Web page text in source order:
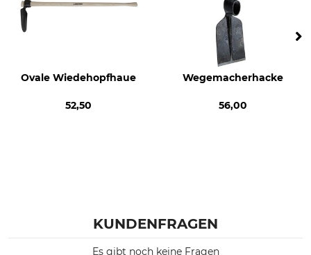
Ovale Wiedehopfhaue
52,50
Wegemacherhacke
56,00
KUNDENFRAGEN
Es gibt noch keine Fragen